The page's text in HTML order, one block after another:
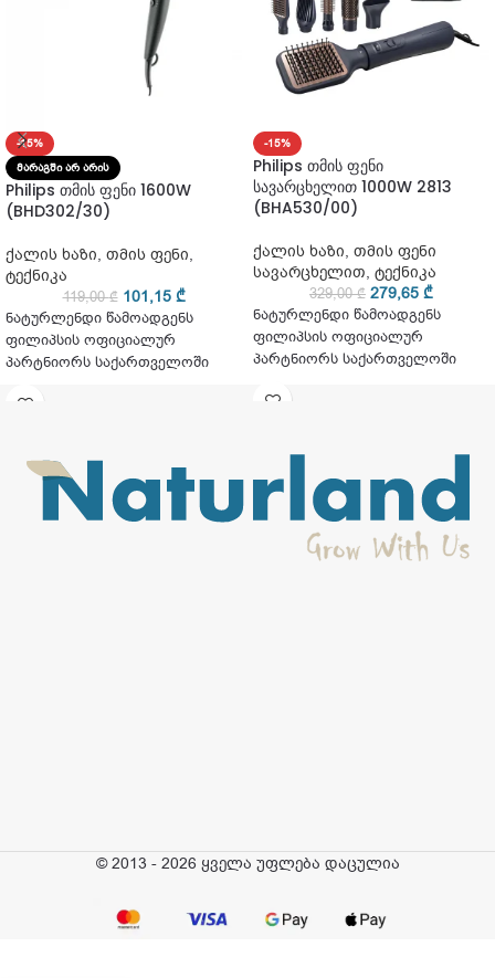
-15%
ᲛᲐᲠᲐᲒᲨᲘ ᲐᲠ ᲐᲠᲘᲡ
Philips თმის ფენი 1600W
(BHD302/30)
ქალის ხაზი, თმის ფენი,
ტექნიკა
119,00₾ 101,15 ₾
ნატურლენდი წამოადგენს
ფილიპსის ოფიციალურ
პარტნიორს საქართველოში
-15%
Philips თმის ფენი
სავარცხელით 1000W 2813
(BHA530/00)
ქალის ხაზი, თმის ფენი
სავარცხელით, ტექნიკა
329,00₾ 279,65 ₾
ნატურლენდი წამოადგენს
ფილიპსის ოფიციალურ
პარტნიორს საქართველოში
© 2013 - 2026 ყველა უფლება დაცულია